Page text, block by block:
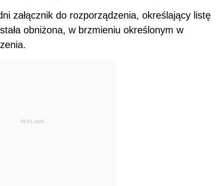
załącznik do rozporządzenia, określający listę
obniżona, w brzmieniu określonym w
REKLAMA